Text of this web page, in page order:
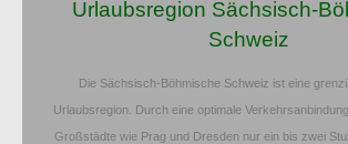
Urlaubsregion Sächsisch-
Schweiz
Die Sächsisch-Böhmische Schweiz ist eine
Urlaubsregion. Durch eine optimale
Großstädte wie Prag und Dresden nur ein bis zwei